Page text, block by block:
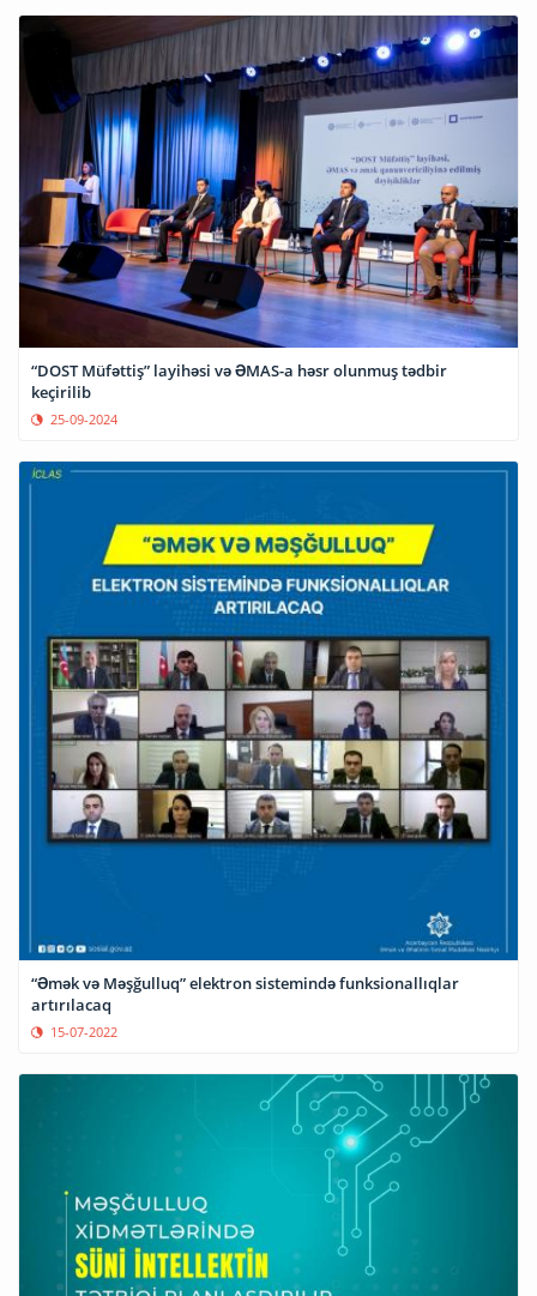
“DOST Müfəttiş” layihəsi və ƏMAS-a həsr olunmuş tədbir
keçirilib
25-09-2024
“Əmək və Məşğulluq” elektron sistemində funksionallıqlar
15-07-2022